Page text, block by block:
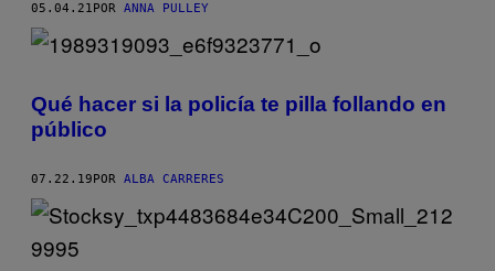
05.04.21 POR ANNA PULLEY
Qué hacer si la policía te pilla follando en
público
07.22.19POR ALBA CARRERES